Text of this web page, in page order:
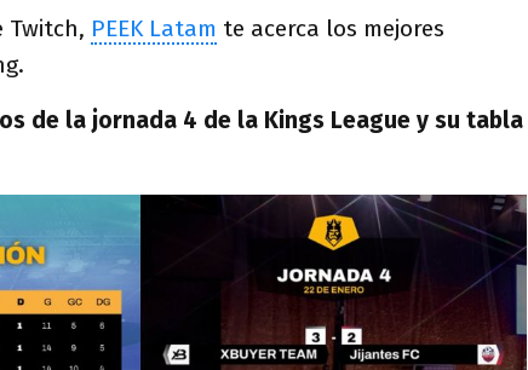
Twitch, PEEK Latam te acerca los mejores
de la jornada 4 de la Kings League y su tabla